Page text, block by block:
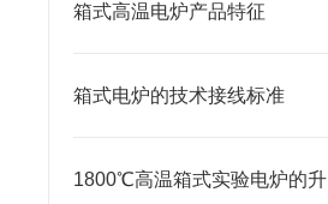
箱式高温电炉产品特征
箱式电炉的技术接线标准
1800℃高温箱式实验电炉的升